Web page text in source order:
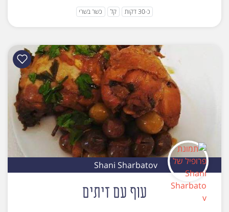
כ-30 דקות קל כשר בשרי
Shani Sharbatov
עוף עם זיתים